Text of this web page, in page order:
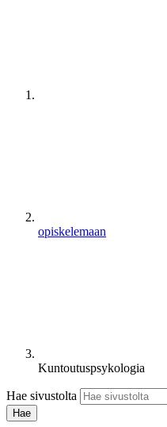
opiskelemaan
Kuntoutuspsykologia
Hae sivustolta